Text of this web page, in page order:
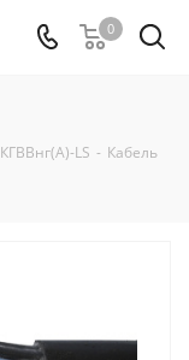
0
КГВВнг(А)-LS - Кабель